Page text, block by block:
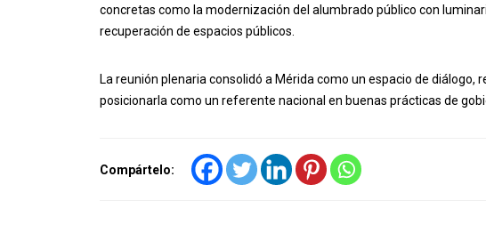
concretas como la modernización del alumbrado público con
recuperación de espacios públicos.
La reunión plenaria consolidó a Mérida como un espacio de diálogo,
posicionarla como un referente nacional en buenas prácticas de
Compártelo: